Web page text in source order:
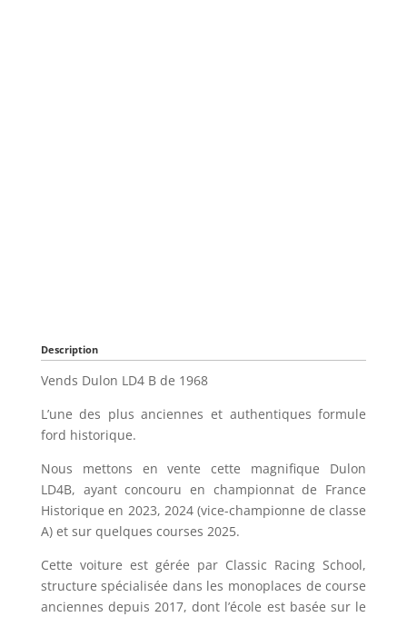
Description
Vends Dulon LD4 B de 1968
L’une des plus anciennes et authentiques formule
ford historique.
Nous mettons en vente cette magnifique Dulon
LD4B, ayant concouru en championnat de France
Historique en 2023, 2024 (vice-championne de classe
A) et sur quelques courses 2025.
Cette voiture est gérée par Classic Racing School,
structure spécialisée dans les monoplaces de course
anciennes depuis 2017, dont l’école est basée sur le